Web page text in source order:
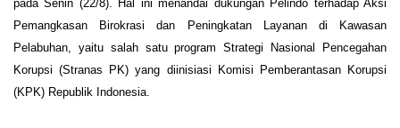
pada Senin (22/8). Hal ini menandai dukungan Pelindo terhadap Aksi
Pemangkasan Birokrasi dan Peningkatan Layanan di Kawasan
Pelabuhan, yaitu salah satu program Strategi Nasional Pencegahan
Korupsi (Stranas PK) yang diinisiasi Komisi Pemberantasan Korupsi
(KPK) Republik Indonesia.